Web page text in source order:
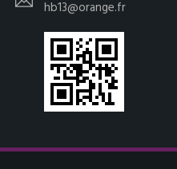
hb13@orange.fr